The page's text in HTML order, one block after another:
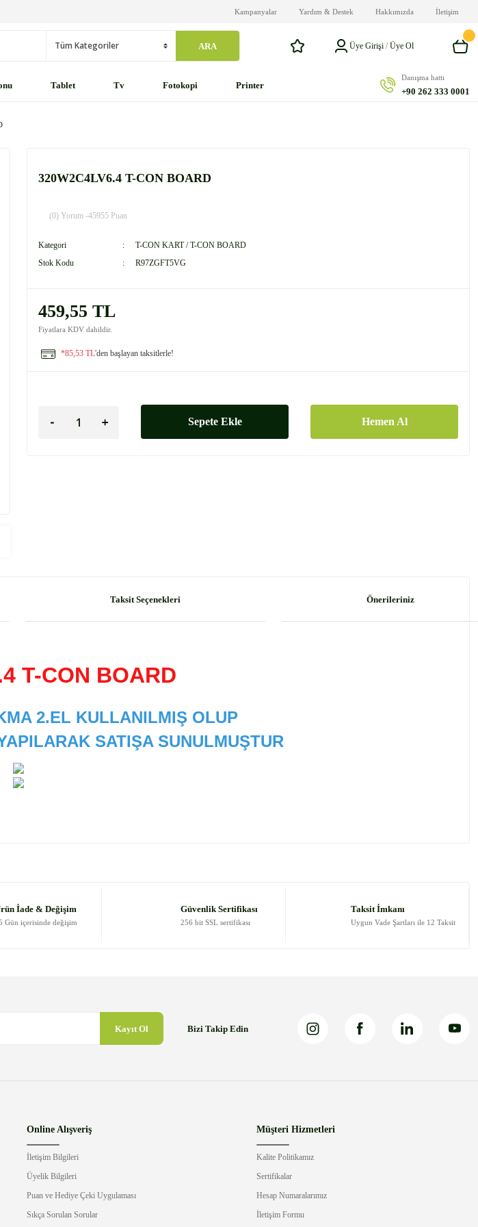
Kampanyalar Yardım & Destek Hakkımızda İletişim
ARA Üye Girişi /Üye Ol
Tablet Tv Fotokopi Printer
Danışma hattı
+90 262 333 0001
320W2C4LV6.4 T-CON BOARD
(0) Yorum -45955 Puan
Kategori
T-CON KART / T-CON BOARD
Stok Kodu
R97ZGFT5VG
459,55 TL
Fiyatlara KDV dahildir.
*85,53 TL'den başlayan taksitlerle!
Sepete Ekle Hemen Al
Taksit Seçenekleri Önerileriniz
T-CON BOARD
2.EL KULLANILMIŞ OLUP
SATIŞA SUNULMUŞTUR
İade & Değişim
Gün içerisinde değişim
Güvenlik Sertifikası
256 bit SSL sertifikası
Taksit İmkanı
Uygun Vade Şartları ile 12 Taksit
Kayıt Ol Bizi Takip Edin
Online Alışveriş
İletişim Bilgileri
Üyelik Bilgileri
Puan ve Hediye Çeki Uygulaması
Sıkça Sorulan Sorular
Müşteri Hizmetleri
Kalite Politikamız
Sertifikalar
Hesap Numaralarımız
İletişim Formu